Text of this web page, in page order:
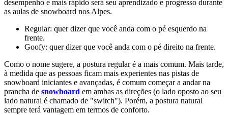
desempenho e mais rápido será seu aprendizado e progresso durante
as aulas de snowboard nos Alpes.
Regular: quer dizer que você anda com o pé esquerdo na
frente.
Goofy: quer dizer que você anda com o pé direito na frente.
Como o nome sugere, a postura regular é a mais comum. Mais tarde,
à medida que as pessoas ficam mais experientes nas pistas de
snowboard iniciantes e avançadas, é comum começar a andar na
prancha de snowboard em ambas as direções (o lado oposto ao seu
lado natural é chamado de "switch"). Porém, a postura natural
sempre terá vantagem em termos de conforto.